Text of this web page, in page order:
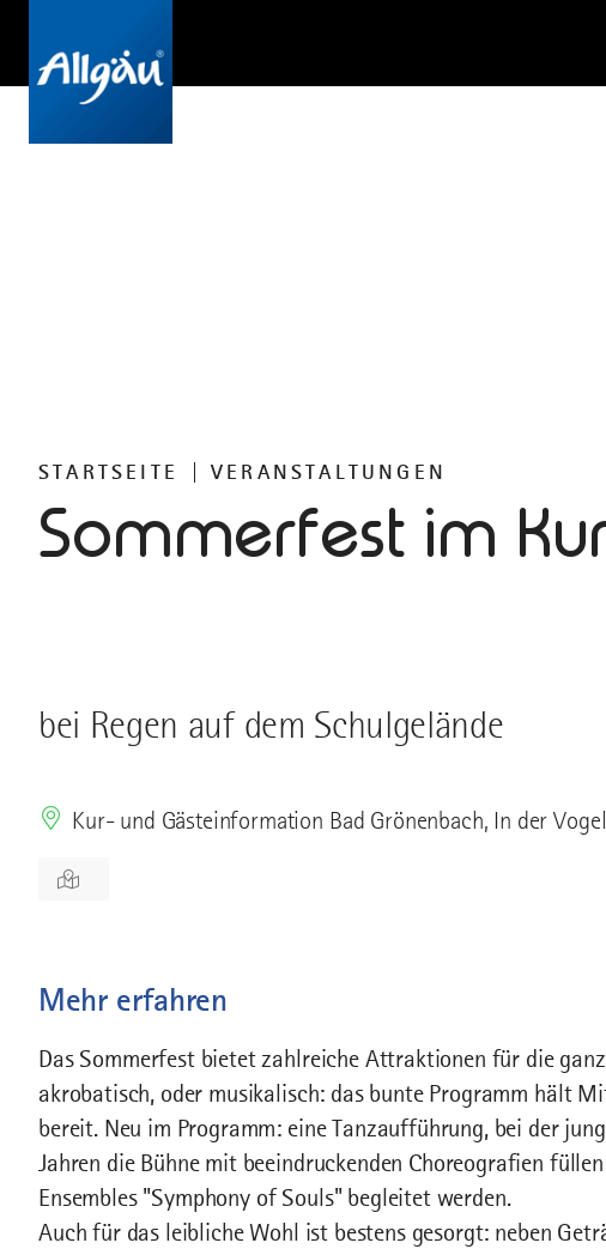
STARTSEITE VERANSTALTUNGEN
Sommerfest im
bei Regen auf dem Schulgelände
Kur- und Gästeinformation Bad Grönenbach, In der
Mehr erfahren
Das Sommerfest bietet zahlreiche Attraktionen für die
akrobatisch, oder musikalisch: das bunte Programm hält
bereit. Neu im Programm: eine Tanzaufführung, bei der
Jahren die Bühne mit beeindruckenden Choreografien
Ensembles "Symphony of Souls" begleitet werden.
Auch für das leibliche Wohl ist bestens gesorgt: neben